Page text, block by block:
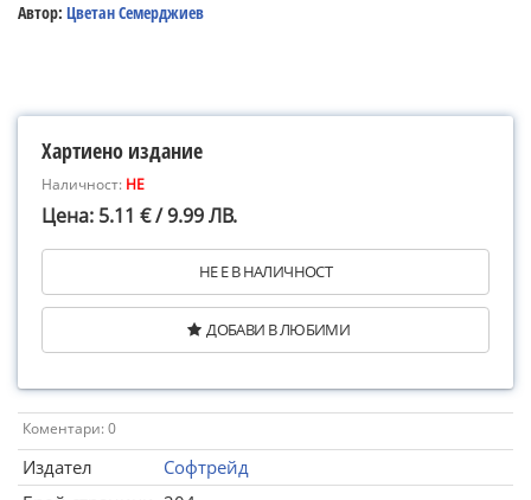
Автор: Цветан Семерджиев
Хартиено издание
Наличност: НЕ
Цена: 5.11 € / 9.99 ЛВ.
НЕ Е В НАЛИЧНОСТ
ДОБАВИ В ЛЮБИМИ
Коментари: 0
Издател
Софтрейд